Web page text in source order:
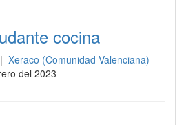
cocina
| Xeraco (Comunidad Valenciana) -
del 2023